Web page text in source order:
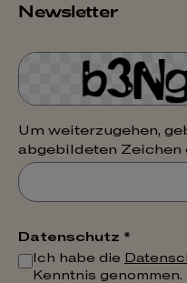
Newsletter
Um weiterzugehen,
abgebildeten Zeichen
Datenschutz *
Ich habe die
Kenntnis genommen.